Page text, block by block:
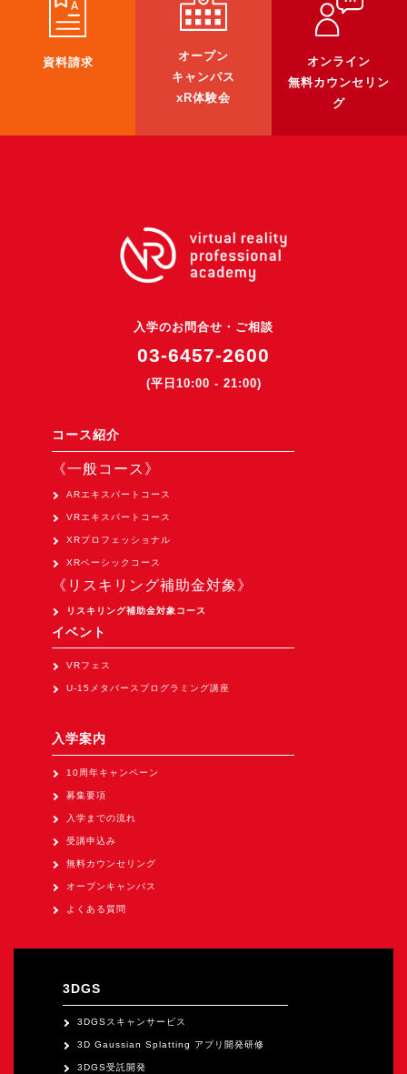
3D Gaussian Splatting アプリ開発研修
3DGSニュース
《受託開発》
《最新プロダクト》
バーチャルイベントプラットフォーム『MetaLiveStage』2025年
3D空間キャプチャーアプリ『Qoocan』
Apple Vision Pro アプリ開発研修
HoloLens 2 アプリ開発研修
《研究会》
XRビジネスフォーラム
《展示会》
TOKYO DIGICONX2026
（1/8～10東京ビッグサイト）に出展。
オートモーティブワールド2026
（1/21～23東京ビッグサイト）に出展。
Tsumiki Community Day 2026
《求人》
求人申込み
資料請求
オープン
キャンパス
xR体験会
オンライン
無料カウンセリン
グ
入学のお問合せ・ご相談
03-6457-2600
(平日10:00 - 21:00)
コース紹介
《一般コース》
ARエキスパートコース
VRエキスパートコース
XRプロフェッショナル
XRベーシックコース
《リスキリング補助金対象》
リスキリング補助金対象コース
イベント
VRフェス
U-15メタバースプログラミング講座
入学案内
10周年キャンペーン
募集要項
入学までの流れ
受講申込み
無料カウンセリング
オープンキャンパス
よくある質問
3DGS
3DGSスキャンサービス
3D Gaussian Splatting アプリ開発研修
3DGS受託開発